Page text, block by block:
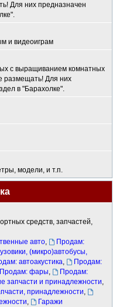
Для них предназначен
и видеоиграм
с выращиванием комнатных
размещать! Для них
в "Барахолке".
модели, и т.п.
средств, запчастей,
авто,
Продам:
(микро)автобусы,
автоакустика,
Продам:
Продам: фары,
Продам:
запчасти и принадлежности,
принадлежности,
, Гаражи